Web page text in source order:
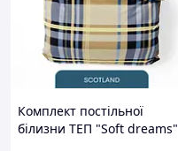
Комплект постільної
білизни ТЕП "Soft dreams"